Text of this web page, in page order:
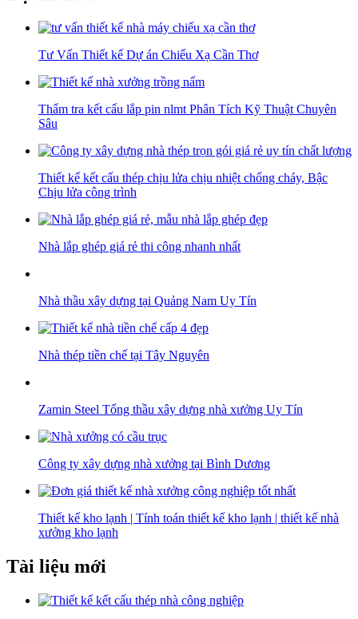
Tư Vấn Thiết kế Dự án Chiếu Xạ Cần Thơ
Thẩm tra kết cấu lắp pin nlmt Phân Tích Kỹ Thuật Chuyên
Sâu
Thiết kế kết cấu thép chịu lửa chịu nhiệt chống cháy, Bậc
Chịu lửa công trình
Nhà lắp ghép giá rẻ thi công nhanh nhất
Nhà thầu xây dựng tại Quảng Nam Uy Tín
Nhà thép tiền chế tại Tây Nguyên
Zamin Steel Tổng thầu xây dựng nhà xưởng Uy Tín
Công ty xây dựng nhà xưởng tại Bình Dương
Thiết kế kho lạnh | Tính toán thiết kế kho lạnh | thiết kế nhà
xưởng kho lạnh
Tài liệu mới